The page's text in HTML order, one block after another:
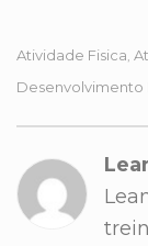
Atividade Fisica
Desenvolvimento